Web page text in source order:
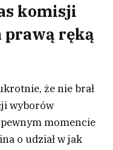
komisji
prawą ręką
że nie brał
wyborów
momencie
o udział w jak